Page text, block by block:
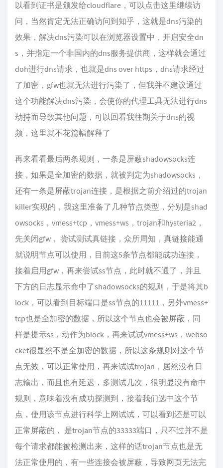
以看到证书是颁发给cloudflare，可以点击这里继续访
问，当然肯定无法正确访问到知乎，这就是dns污染的
效果，解决dns污染可以在浏览器设置中，开启安全dn
s，并指定一个非国内的dns服务提供商，这样就会通过
doh进行dns请求，也就是dns over https，dns请求经过
了加密，gfw也就无法进行污染了，但我并不建议通过
这个功能解决dns污染，会使你的代理工具无法进行dns
劫持而导致其他问题，可以回看我往期关于dns的视
频，这里就不花篇幅解释了
再来看看最后两条规则，一条是屏蔽shadowsocks连
接，如果是全加密的数据，就被判定为shadowsocks，
还有一条是屏蔽trojan连接，是根据之前介绍过的trojan
killer实现的，我这里准备了几种节点类型，分别是shad
owsocks，vmess+tcp，vmess+ws，trojan和hysteria2，
先关闭gfw， 尝试测试真链接，众所周知，真链接能通
就说明节点可以使用，目前这5条节点都能成功连接，
接着启用gfw，再来尝试ss节点，此时就不通了，并且
下方的日志显示命中了shadowsocks的规则，于是将其b
lock，可以看到目标端口是ss节点的11111，另外vmess+
tcp也是全加密的数据，所以这个节点也会被屏蔽，同
样是提示ss，动作为block，再来试试vmess+ws，webso
cket很显然不是全加密的数据，所以这条规则对这个节
点无效，可以正常使用，再来试试trojan，居然没有日
志输出，而且也有延迟，多测试几次，很明显没有命中
规则，意味着没有成功探测到，接着我们选中这个节
点，使用该节点进行科学上网试试，可以看到还是可以
正常屏蔽的， 是trojan节点的33333端口，只不过并不是
每个请求都能被检测出来，这样的话trojan节点也是无
法正常使用的，有一些连接会被屏蔽，导致网页无法完